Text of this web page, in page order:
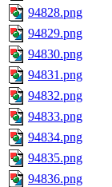
94828.png
94829.png
94830.png
94831.png
94832.png
94833.png
94834.png
94835.png
94836.png